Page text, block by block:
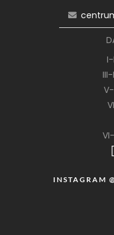
I-
V-
INSTAGRAM